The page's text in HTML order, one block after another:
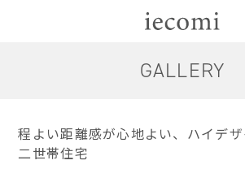
GALLERY
程よい距離感が心地よい、ハイデ
二世帯住宅